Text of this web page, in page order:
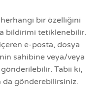
herhangi bir özelliğini
bildirimi tetiklenebilir.
e-posta, dosya
sahibine veya/veya
Tabii ki,
gönderebilirsiniz.